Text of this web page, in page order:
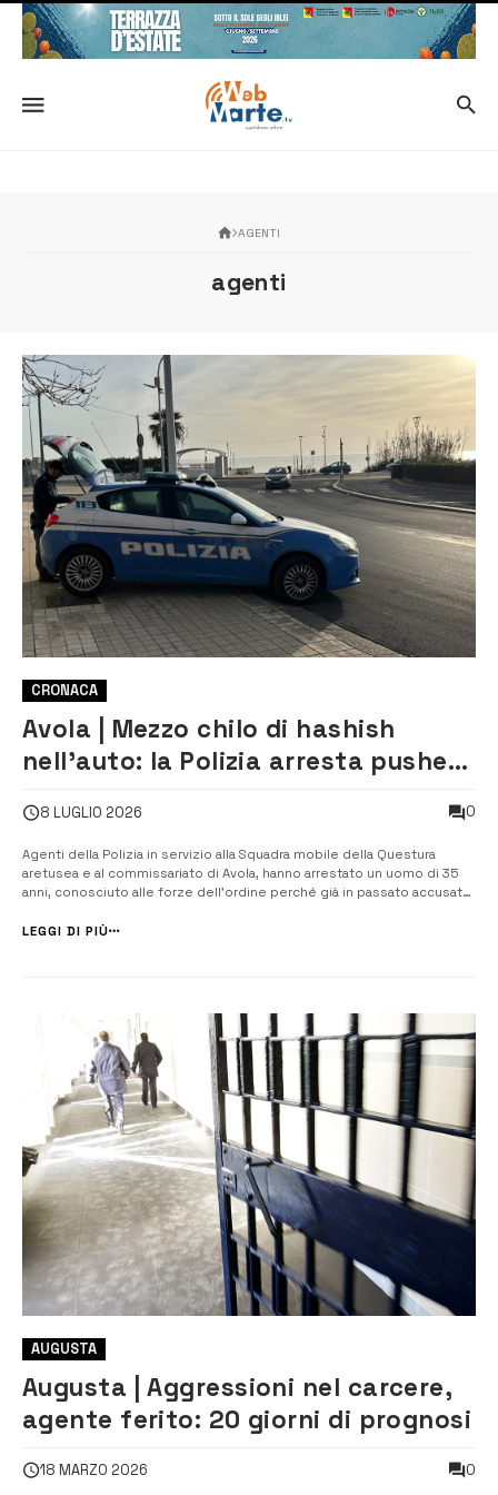
AGENTI
agenti
CRONACA
Avola | Mezzo chilo di hashish
nell’auto: la Polizia arresta pusher
8 LUGLIO 2026 0
Agenti della Polizia in servizio alla Squadra mobile della Questura
aretusea e al commissariato di Avola, hanno arrestato un uomo di 35
anni, conosciuto alle forze dell’ordine perché già in passato accusato
fini di spaccio di droga. Gli agenti, nel corso di predisposti serviz...
LEGGI DI PIÙ
AUGUSTA
Augusta | Aggressioni nel carcere,
agente ferito: 20 giorni di prognosi
18 MARZO 2026 0